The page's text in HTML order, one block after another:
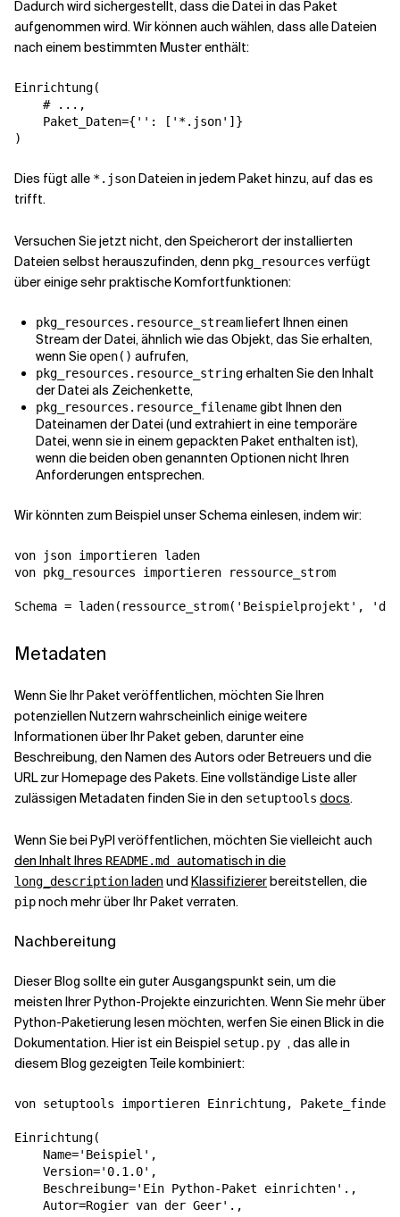
Dadurch wird sichergestellt, dass die Datei in das Paket
aufgenommen wird. Wir können auch wählen, dass alle Dateien
nach einem bestimmten Muster enthält:
Einrichtung(
# ...,
Paket_Daten={ '' : [ '*.json' ]}
)
Dies fügt alle *.jsonDateien in jedem Paket hinzu, auf das es
trifft.
Versuchen Sie jetzt nicht, den Speicherort der installierten
Dateien selbst herauszufinden, denn pkg_resources verfügt
über einige sehr praktische Komfortfunktionen:
pkg_resources.resource_streamliefert Ihnen einen
Stream der Datei, ähnlich wie das Objekt, das Sie erhalten,
wenn Sie open( ) aufrufen,
pkg_resources.resource_stringerhalten Sie den Inhalt
der Datei als Zeichenkette,
pkg_resources.resource_filenamegibt Ihnen den
Dateinamen der Datei (und extrahiert in eine temporäre
Datei, wenn sie in einem gepackten Paket enthalten ist),
wenn die beiden oben genannten Optionen nicht Ihren
Anforderungen entsprechen.
Wir könnten zum Beispiel unser Schema einlesen, indem wir:
von json importieren laden
von pkg_resources importieren ressource_strom
Schema = laden( ressource_strom( 'Beispielprojekt' ,
Metadaten
Wenn Sie Ihr Paket veröffentlichen, möchten Sie Ihren
potenziellen Nutzern wahrscheinlich einige weitere
Informationen über Ihr Paket geben, darunter eine
Beschreibung, den Namen des Autors oder Betreuers und die
URL zur Homepage des Pakets. Eine vollständige Liste aller
zulässigen Metadaten finden Sie in den setuptools docs.
Wenn Sie bei PyPI veröffentlichen, möchten Sie vielleicht auch
den Inhalt Ihres README.md automatisch in die
long_descriptionladen und Klassifiziererbereitstellen, die
pipnoch mehr über Ihr Paket verraten.
Nachbereitung
Dieser Blog sollte ein guter Ausgangspunkt sein, um die
meisten Ihrer Python-Projekte einzurichten. Wenn Sie mehr über
Python-Paketierung lesen möchten, werfen Sie einen Blick in die
Dokumentation. Hier ist ein Beispiel setup.py , das alle in
diesem Blog gezeigten Teile kombiniert:
von setuptools importieren Einrichtung, Pakete_finden
Einrichtung(
Name='Beispiel' ,
Version='0.1.0' ,
Beschreibung='Ein Python-Paket einrichten'. ,
Autor=Rogier van der Geer'. ,